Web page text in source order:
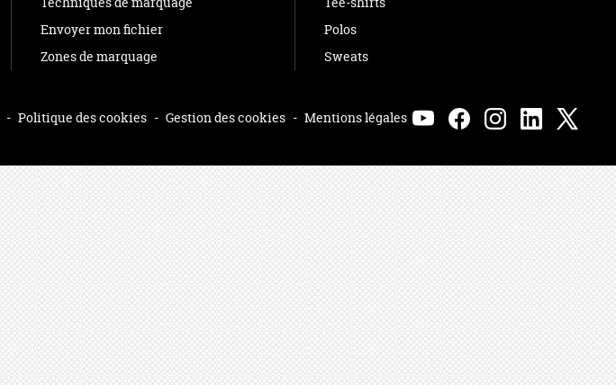
Envoyer mon fichier
Zones de marquage
Polos
Sweats
- Politique des cookies - Gestion des cookies - Mentions légales